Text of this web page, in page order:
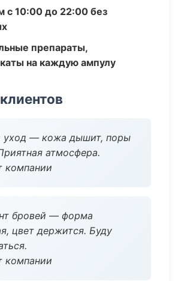
с 10:00 до 22:00 без
препараты,
на каждую ампулу
уход — кожа дышит, поры
атмосфера.
компании
бровей — форма
цвет держится. Буду
компании